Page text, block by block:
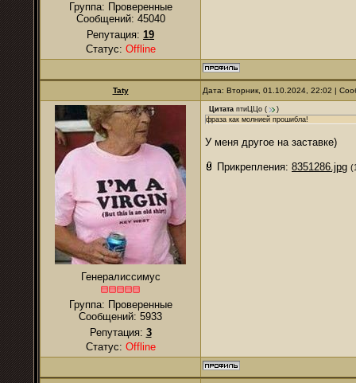
Группа: Проверенные
Сообщений: 45040
Репутация: 19
Статус: Offline
Taty Дата: Вторник, 01.10.2024, 22:02 |
Генералиссимус
Группа: Проверенные
Сообщений: 5933
Репутация: 3
Статус: Offline
Цитата птиЦЦо (
)
фраза как молнией прошибла!
У меня другое на заставке)
Прикрепления: 8351286.jpg